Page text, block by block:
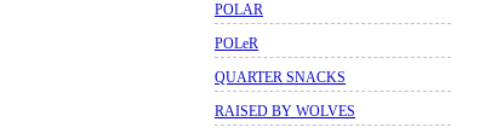
POLAR
POLeR
QUARTER SNACKS
RAISED BY WOLVES